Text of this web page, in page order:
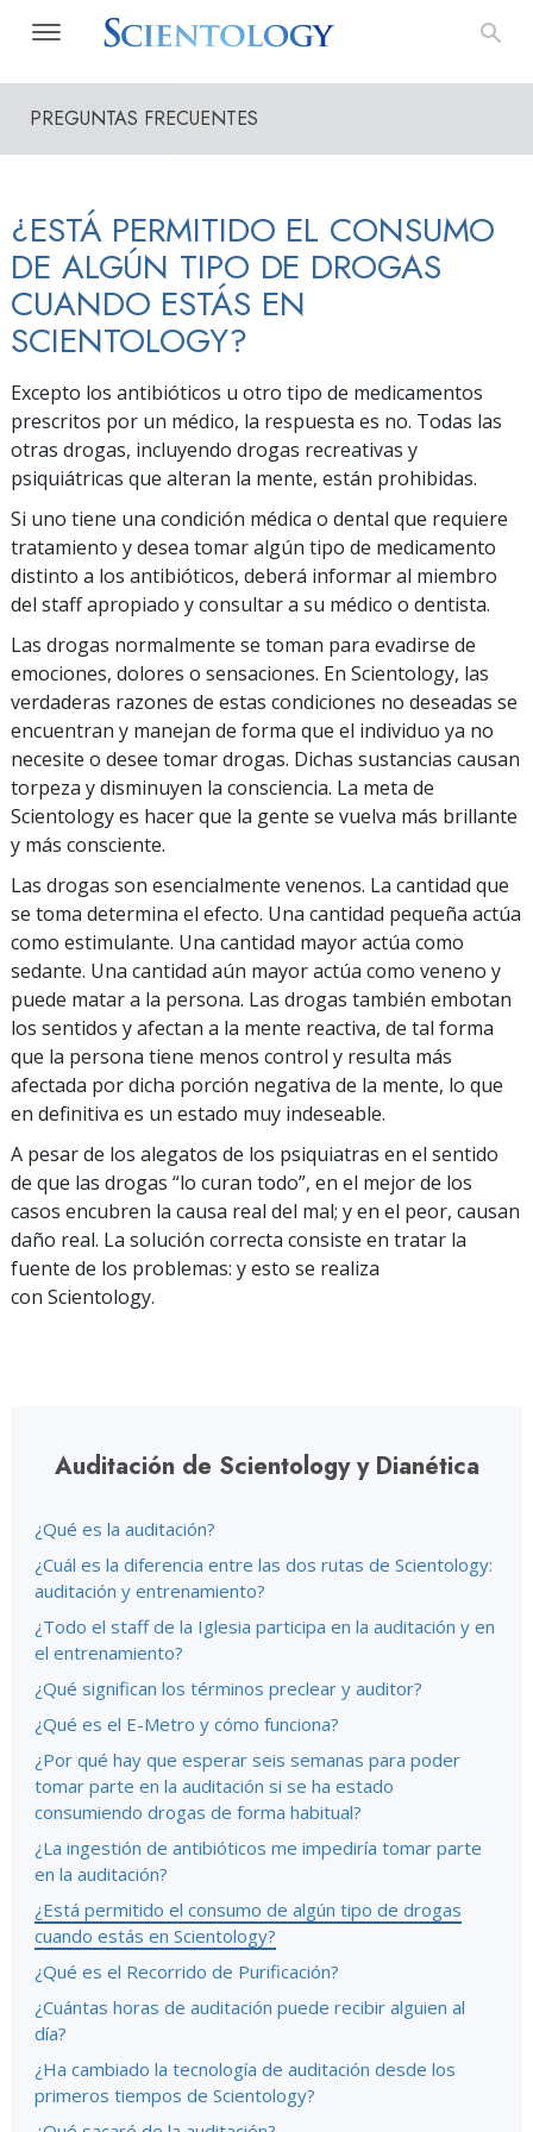
PREGUNTAS FRECUENTES
¿ESTÁ PERMITIDO EL CONSUMO
DE ALGÚN TIPO DE DROGAS
CUANDO ESTÁS EN
SCIENTOLOGY?
Excepto los antibióticos u otro tipo de medicamentos
prescritos por un médico, la respuesta es no. Todas las
otras drogas, incluyendo drogas recreativas y
psiquiátricas que alteran la mente, están prohibidas.
Si uno tiene una condición médica o dental que requiere
tratamiento y desea tomar algún tipo de medicamento
distinto a los antibióticos, deberá informar al miembro
del staff apropiado y consultar a su médico o dentista.
Las drogas normalmente se toman para evadirse de
emociones, dolores o sensaciones. En Scientology, las
verdaderas razones de estas condiciones no deseadas se
encuentran y manejan de forma que el individuo ya no
necesite o desee tomar drogas. Dichas sustancias causan
torpeza y disminuyen la consciencia. La meta de
Scientology es hacer que la gente se vuelva más brillante
y más consciente.
Las drogas son esencialmente venenos. La cantidad que
se toma determina el efecto. Una cantidad pequeña actúa
como estimulante. Una cantidad mayor actúa como
sedante. Una cantidad aún mayor actúa como veneno y
puede matar a la persona. Las drogas también embotan
los sentidos y afectan a la mente reactiva, de tal forma
que la persona tiene menos control y resulta más
afectada por dicha porción negativa de la mente, lo que
en definitiva es un estado muy indeseable.
A pesar de los alegatos de los psiquiatras en el sentido
de que las drogas “lo curan todo”, en el mejor de los
casos encubren la causa real del mal; y en el peor, causan
daño real. La solución correcta consiste en tratar la
fuente de los problemas: y esto se realiza
con Scientology.
Auditación de Scientology y Dianética
¿Qué es la auditación?
¿Cuál es la diferencia entre las dos rutas de Scientology:
auditación y entrenamiento?
¿Todo el staff de la Iglesia participa en la auditación y en
el entrenamiento?
¿Qué significan los términos preclear y auditor?
¿Qué es el E-Metro y cómo funciona?
¿Por qué hay que esperar seis semanas para poder
tomar parte en la auditación si se ha estado
consumiendo drogas de forma habitual?
¿La ingestión de antibióticos me impediría tomar parte
en la auditación?
¿Está permitido el consumo de algún tipo de drogas
cuando estás en Scientology?
¿Qué es el Recorrido de Purificación?
¿Cuántas horas de auditación puede recibir alguien al
día?
¿Ha cambiado la tecnología de auditación desde los
primeros tiempos de Scientology?